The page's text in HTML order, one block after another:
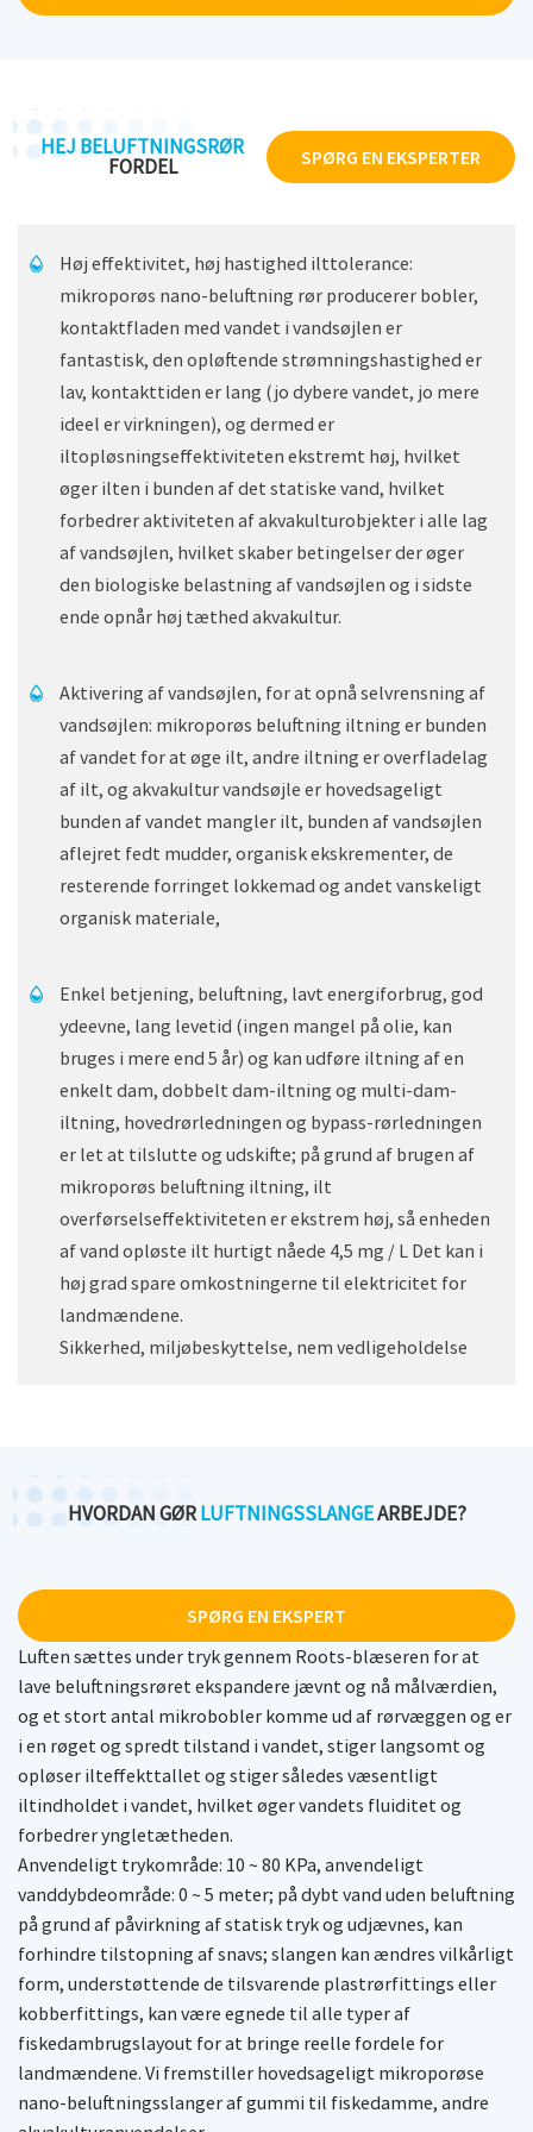
5kp
Egnet konfiguration: Motoreffekt 1kw, der understøtter
over 5mg/L
HEJ BELUFTNINGSRØR
FORDEL SPØRG EN EKSPERTER
Høj effektivitet, høj hastighed ilttolerance:
mikroporøs nano-beluftning rør producerer bobler,
kontaktfladen med vandet i vandsøjlen er
fantastisk, den opløftende strømningshastighed er
lav, kontakttiden er lang (jo dybere vandet, jo mere
ideel er virkningen), og dermed er
iltopløsningseffektiviteten ekstremt høj, hvilket
øger ilten i bunden af ​​det statiske vand, hvilket
forbedrer aktiviteten af ​​akvakulturobjekter i alle lag
af vandsøjlen, hvilket skaber betingelser der øger
den biologiske belastning af vandsøjlen og i sidste
ende opnår høj tæthed akvakultur.
Aktivering af vandsøjlen, for at opnå selvrensning af
vandsøjlen: mikroporøs beluftning iltning er bunden
af ​​vandet for at øge ilt, andre iltning er overfladelag
af ilt, og akvakultur vandsøjle er hovedsageligt
bunden af ​​vandet mangler ilt, bunden af ​​vandsøjlen
aflejret fedt mudder, organisk ekskrementer, de
resterende forringet lokkemad og andet vanskeligt
organisk materiale,
Enkel betjening, beluftning, lavt energiforbrug, god
ydeevne, lang levetid (ingen mangel på olie, kan
bruges i mere end 5 år) og kan udføre iltning af en
enkelt dam, dobbelt dam-iltning og multi-dam-
iltning, hovedrørledningen og bypass-rørledningen
er let at tilslutte og udskifte; på grund af brugen af ​​
mikroporøs beluftning iltning, ilt
overførselseffektiviteten er ekstrem høj, så enheden
af ​​vand opløste ilt hurtigt nåede 4,5 mg / L Det kan i
høj grad spare omkostningerne til elektricitet for
landmændene.
Sikkerhed, miljøbeskyttelse, nem vedligeholdelse
HVORDAN GØRLUFTNINGSSLANGEARBEJDE?
SPØRG EN EKSPERT
Luften sættes under tryk gennem Roots-blæseren for at
lave beluftningsrøret ekspandere jævnt og nå målværdien,
og et stort antal mikrobobler komme ud af rørvæggen og er
i en røget og spredt tilstand i vandet, stiger langsomt og
opløser ilteffekttallet og stiger således væsentligt
iltindholdet i vandet, hvilket øger vandets fluiditet og
forbedrer yngletætheden.
Anvendeligt trykområde: 10 ~ 80 KPa, anvendeligt
vanddybdeområde: 0 ~ 5 meter; på dybt vand uden beluftning
på grund af påvirkning af statisk tryk og udjævnes, kan
forhindre tilstopning af snavs; slangen kan ændres vilkårligt
form, understøttende de tilsvarende plastrørfittings eller
kobberfittings, kan være egnede til alle typer af
fiskedambrugslayout for at bringe reelle fordele for
landmændene. Vi fremstiller hovedsageligt mikroporøse
nano-beluftningsslanger af gummi til fiskedamme, andre